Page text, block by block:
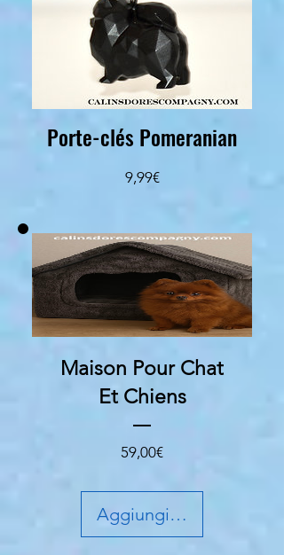
Porte-clés Pomeranian
9,99€Prezzo
Maison Pour Chat
Et Chiens
59,00€Prezzo
Aggiungi al carrello